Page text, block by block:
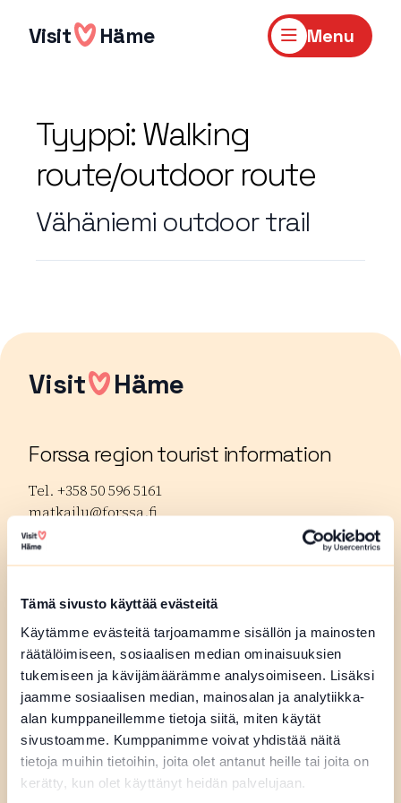
Tämä sivusto käyttää evästeitä
Käytämme evästeitä tarjoamamme sisällön ja mainosten
räätälöimiseen, sosiaalisen median ominaisuuksien
tukemiseen ja kävijämäärämme analysoimiseen. Lisäksi
jaamme sosiaalisen median, mainosalan ja analytiikka-
alan kumppaneillemme tietoja siitä, miten käytät
sivustoamme. Kumppanimme voivat yhdistää näitä
tietoja muihin tietoihin, joita olet antanut heille tai joita on
kerätty, kun olet käyttänyt heidän palvelujaan.
Visit Häme Menu
Tyyppi:Walking
route/outdoor route
Vähäniemi outdoor trail
Visit Häme
Forssa region tourist information
Tel. +358 50 596 5161
matkailu@forssa.fi
forssanseutu.fi
Tel. +358 3 621 3370
tourist.info@hameenlinna.fi
hameenlinna.fi
Riihimäki region tourist information
Tel. +358 19 758 4040
tietotupa@riihimaki.fi
visitriihimaki.fi